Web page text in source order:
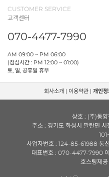
CUSTOMER SERVICE
고객센터
070-4477-7990
AM 09:00 ~ PM 06:00
(점심시간 : PM 12:00 ~ 01:00)
토, 일, 공휴일 휴무
회사소개 | 이용약관 | 개인
상호 : (주)동
주소 : 경기도 화성시 팔탄면
사업자번호 : 124-85-61988 통
대표번호 : 070-4477-7990
호스팅제